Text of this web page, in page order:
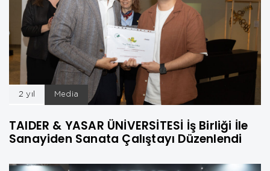
2 yıl Media
TAIDER & YASAR ÜNİVERSİTESİ İş Birliği İle
Sanayiden Sanata Çalıştayı Düzenlendi